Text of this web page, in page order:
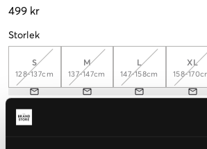
499 kr
Storlek
S
128-137cm
M
137-147cm
L
147-158cm
XL
158-
Upplevd storlek